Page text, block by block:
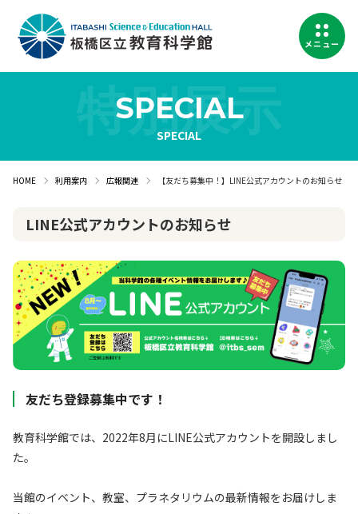
メニュー
SPECIAL
SPECIAL
HOME 利用案内 広報関連 【友だち募集中！】LINE公式アカウントのお知らせ
LINE公式アカウントのお知らせ
友だち登録募集中です！
教育科学館では、2022年8月にLINE公式アカウントを開設しまし
た。
当館のイベント、教室、プラネタリウムの最新情報をお届けしま